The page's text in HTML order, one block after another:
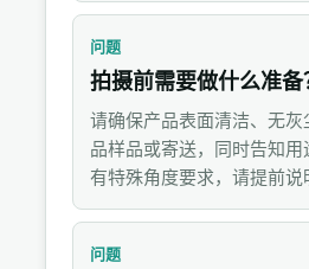
问题
拍摄前需要做什么准备
请确保产品表面清洁、无灰
品样品或寄送，同时告知用
有特殊角度要求，请提前说
问题